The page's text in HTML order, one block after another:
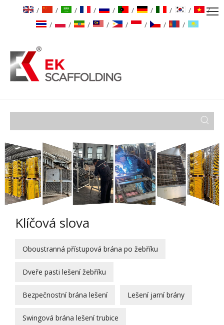
/ / / / / / / / /
/
/
/ / / / / / /
Klíčová slova
Oboustranná přístupová brána po žebříku
Dveře pasti lešení žebříku
Bezpečnostní brána lešení Lešení jarní brány
Swingová brána lešení trubice